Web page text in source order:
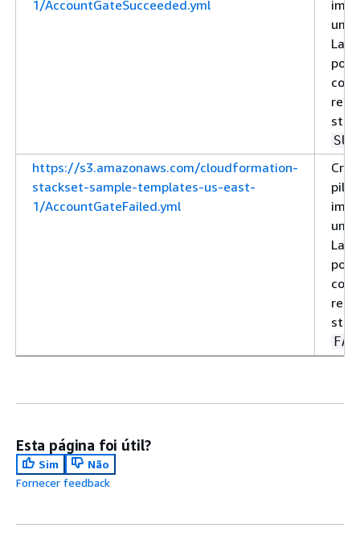
1/AccountGateSucceeded.yml
https://s3.amazonaws.com/cloudformation-
stackset-sample-templates-us-east-
1/AccountGateFailed.yml
Cria
Esta página foi útil?
Sim
Não
Fornecer feedback